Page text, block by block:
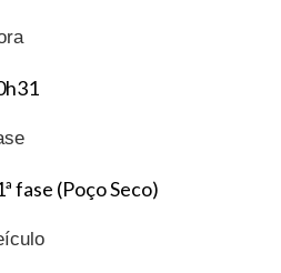
fase (Poço Seco)